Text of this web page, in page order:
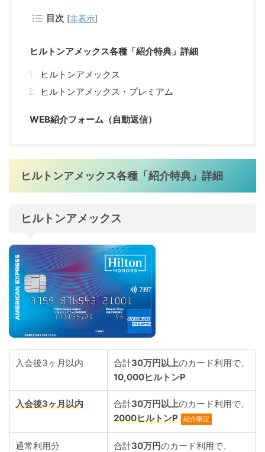
目次 [非表示]
ヒルトンアメックス各種「紹介特典」詳細
ヒルトンアメックス
ヒルトンアメックス・プレミアム
WEB紹介フォーム（自動返信）
ヒルトンアメックス各種「紹介特典」詳細
ヒルトンアメックス
入会後3ヶ月以内 合計30万円以上のカード利用で、
10,000ヒルトンP
入会後3ヶ月以内 合計30万円以上のカード利用で、
2000ヒルトンP
紹介限定
通常利用分 合計30万円のカード利用で、